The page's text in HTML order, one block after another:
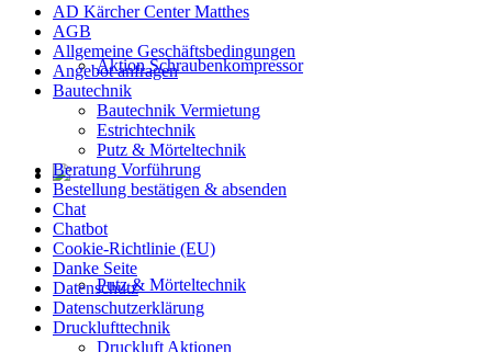
Aktion Schraubenkompressor
Putz & Mörteltechnik
AD Kärcher Center Matthes
AGB
Allgemeine Geschäftsbedingungen
Angebot anfragen
Bautechnik
Bautechnik Vermietung
Estrichtechnik
Putz & Mörteltechnik
Beratung Vorführung
Bestellung bestätigen & absenden
Chat
Chatbot
Cookie-Richtlinie (EU)
Danke Seite
Datenschutz
Datenschutzerklärung
Drucklufttechnik
Druckluft Aktionen